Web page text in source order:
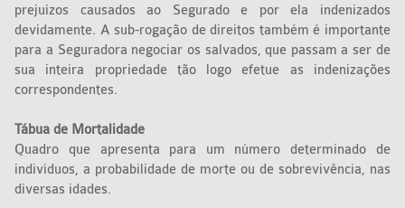
prejuízos causados ao Segurado e por ela indenizados
devidamente. A sub-rogação de direitos também é importante
para a Seguradora negociar os salvados, que passam a ser de
sua inteira propriedade tão logo efetue as indenizações
correspondentes.
Tábua de Mortalidade
Quadro que apresenta para um número determinado de
indivíduos, a probabilidade de morte ou de sobrevivência, nas
diversas idades.